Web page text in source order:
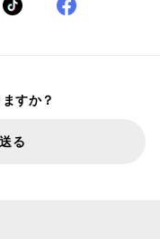
すか？
る